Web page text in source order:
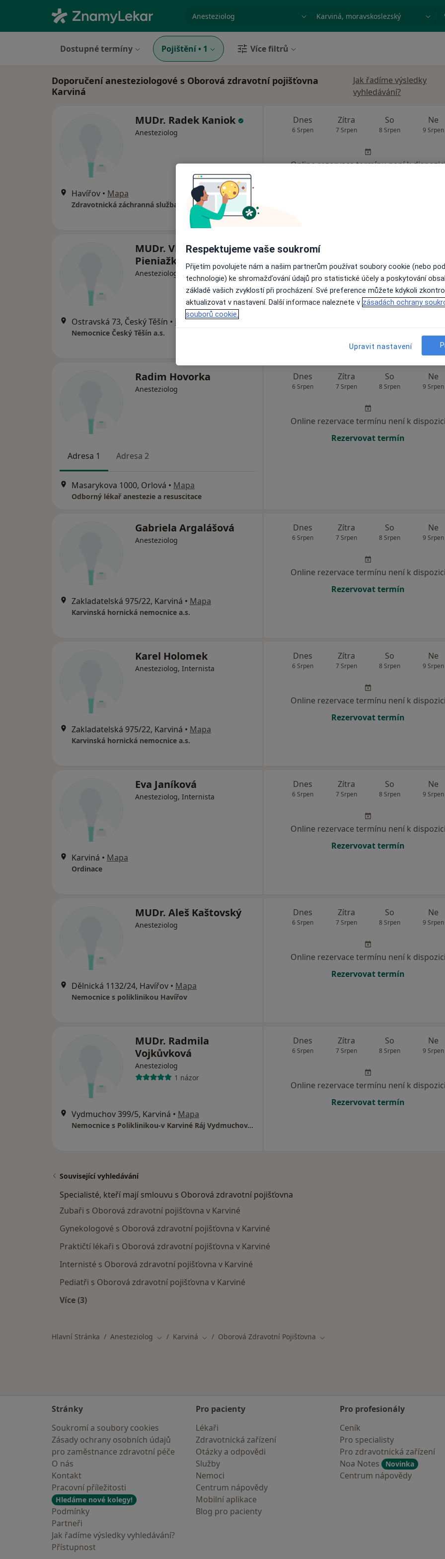
Město nebo region
Dostupné termíny Pojištění • 1 Více filtrů
Doporučení anesteziologové s Oborová zdravotní pojišťovna
Karviná
Jak řadíme výsledky
vyhledávání?
MUDr. Radek Kaniok
Anesteziolog
Havířov • Mapa
Zdravotnická záchranná služba Moravskoslezského kraje, p.o.
Dnes
6 Srpen
Zítra
7 Srpen
So
8 Srpen
Ne
9 Srpen
Online rezervace termínu není k
MUDr. Vladislava
Pieniažková
Anesteziolog, Internista
Ostravská 73, Český Těšín • Mapa
Nemocnice Český Těšín a.s.
Dnes
Online rezervace termínu není k
Rezervovat termín
Radim Hovorka
Anesteziolog
Adresa 1 Adresa 2
Masarykova 1000, Orlová • Mapa
Odborný lékař anestezie a resuscitace
Dnes
6 Srpen
Zítra
7 Srpen
So
8 Srpen
Ne
9 Srpen
Online rezervace termínu není k dispozici
Rezervovat termín
Gabriela Argalášová
Anesteziolog
Zakladatelská 975/22, Karviná • Mapa
Karvinská hornická nemocnice a.s.
Dnes
6 Srpen
Zítra
7 Srpen
So
8 Srpen
Ne
9 Srpen
Online rezervace termínu není k dispozici
Rezervovat termín
Karel Holomek
Anesteziolog, Internista
Zakladatelská 975/22, Karviná • Mapa
Karvinská hornická nemocnice a.s.
Dnes
6 Srpen
Zítra
7 Srpen
So
8 Srpen
Ne
9 Srpen
Online rezervace termínu není k dispozici
Rezervovat termín
Eva Janíková
Anesteziolog, Internista
Karviná • Mapa
Ordinace
Dnes
6 Srpen
Zítra
7 Srpen
So
8 Srpen
Ne
9 Srpen
Online rezervace termínu není k dispozici
Rezervovat termín
MUDr. Aleš Kaštovský
Anesteziolog
Dělnická 1132/24, Havířov • Mapa
Nemocnice s poliklinikou Havířov
Dnes
6 Srpen
Zítra
7 Srpen
So
8 Srpen
Ne
9 Srpen
Online rezervace termínu není k dispozici
Rezervovat termín
MUDr. Radmila
Vojkůvková
Anesteziolog
1 názor
Vydmuchov 399/5, Karviná • Mapa
Nemocnice s Poliklinikou-v Karviné Ráj Vydmuchov, oddělení -ARO
Dnes
6 Srpen
Zítra
7 Srpen
So
8 Srpen
Ne
9 Srpen
Online rezervace termínu není k dispozici
Rezervovat termín
Související vyhledávání
Specialisté, kteří mají smlouvu s Oborová zdravotní pojišťovna
Zubaři s Oborová zdravotní pojišťovna v Karviné
Gynekologové s Oborová zdravotní pojišťovna v Karviné
Praktičtí lékaři s Oborová zdravotní pojišťovna v Karviné
Internisté s Oborová zdravotní pojišťovna v Karviné
Pediatři s Oborová zdravotní pojišťovna v Karviné
Více (3)
Hlavní Stránka Anesteziolog Změna města
Karviná Změna města
Oborová Zdravotní Pojišťovna Změna města
Stránky
Soukromí a soubory cookies
Zásady ochrany osobních údajů
pro zaměstnance zdravotní péče
O nás
Kontakt
Pracovní příležitosti
Hledáme nové kolegy!
Podmínky
Partneři
Jak řadíme výsledky vyhledávání?
Přístupnost
Pro pacienty
Lékaři
Zdravotnická zařízení
Otázky a odpovědi
Služby
Nemoci
Centrum nápovědy
Mobilní aplikace
Blog pro pacienty
Pro profesionály
Ceník
Pro specialisty
Pro zdravotnická zařízení
Noa Notes
Novinka
Centrum nápovědy
Respektujeme vaše soukromí
Přijetím povolujete nám a našim partnerům používat soubory cookie (nebo
technologie) ke shromažďování údajů pro statistické účely a poskytování
základě vašich zvyklostí při procházení. Své preference můžete kdykoli
aktualizovat v nastavení. Další informace naleznete v zásadách ochrany
souborů cookie.
Upravit nastavení